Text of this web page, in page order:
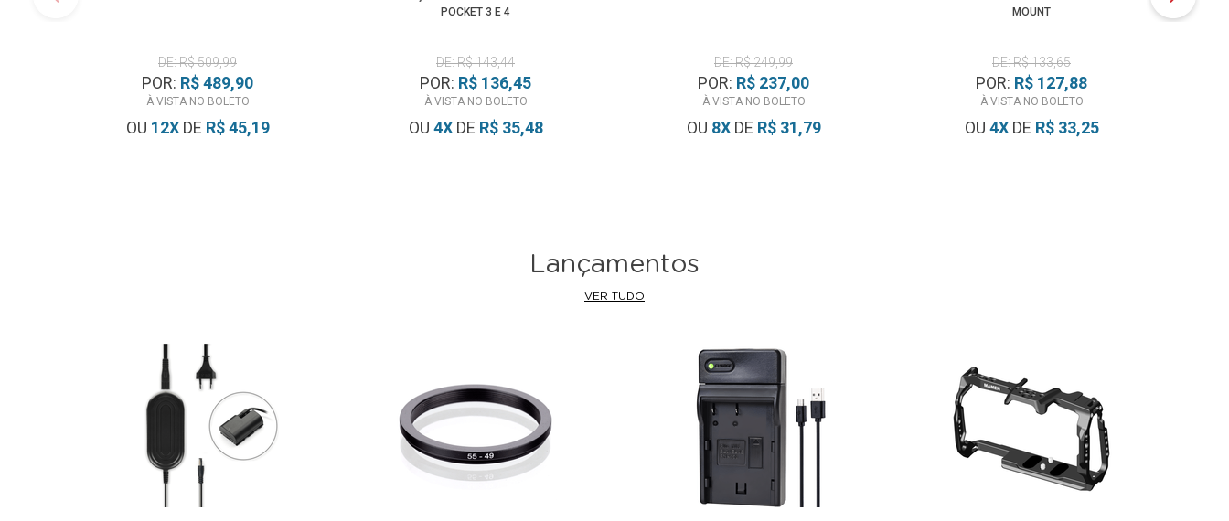
DE: R$ 509,99
POR: R$ 489,90
À VISTA NO BOLETO
OU 12XDE R$ 45,19
POCKET 3 E 4
DE: R$ 143,44
POR: R$ 136,45
À VISTA NO BOLETO
OU 4XDE R$ 35,48
DE: R$ 249,99
POR: R$ 237,00
À VISTA NO BOLETO
OU 8XDE R$ 31,79
MOUNT
DE: R$ 133,65
POR: R$ 127,88
À VISTA NO BOLETO
OU 4XDE R$ 33,25
Lançamentos
VER TUDO